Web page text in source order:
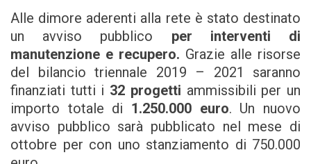
Alle dimore aderenti alla rete è stato destinato
un avviso pubblico per interventi di
manutenzione e recupero. Grazie alle risorse
del bilancio triennale 2019 – 2021 saranno
finanziati tutti i 32 progetti ammissibili per un
importo totale di 1.250.000 euro. Un nuovo
avviso pubblico sarà pubblicato nel mese di
ottobre per con uno stanziamento di 750.000